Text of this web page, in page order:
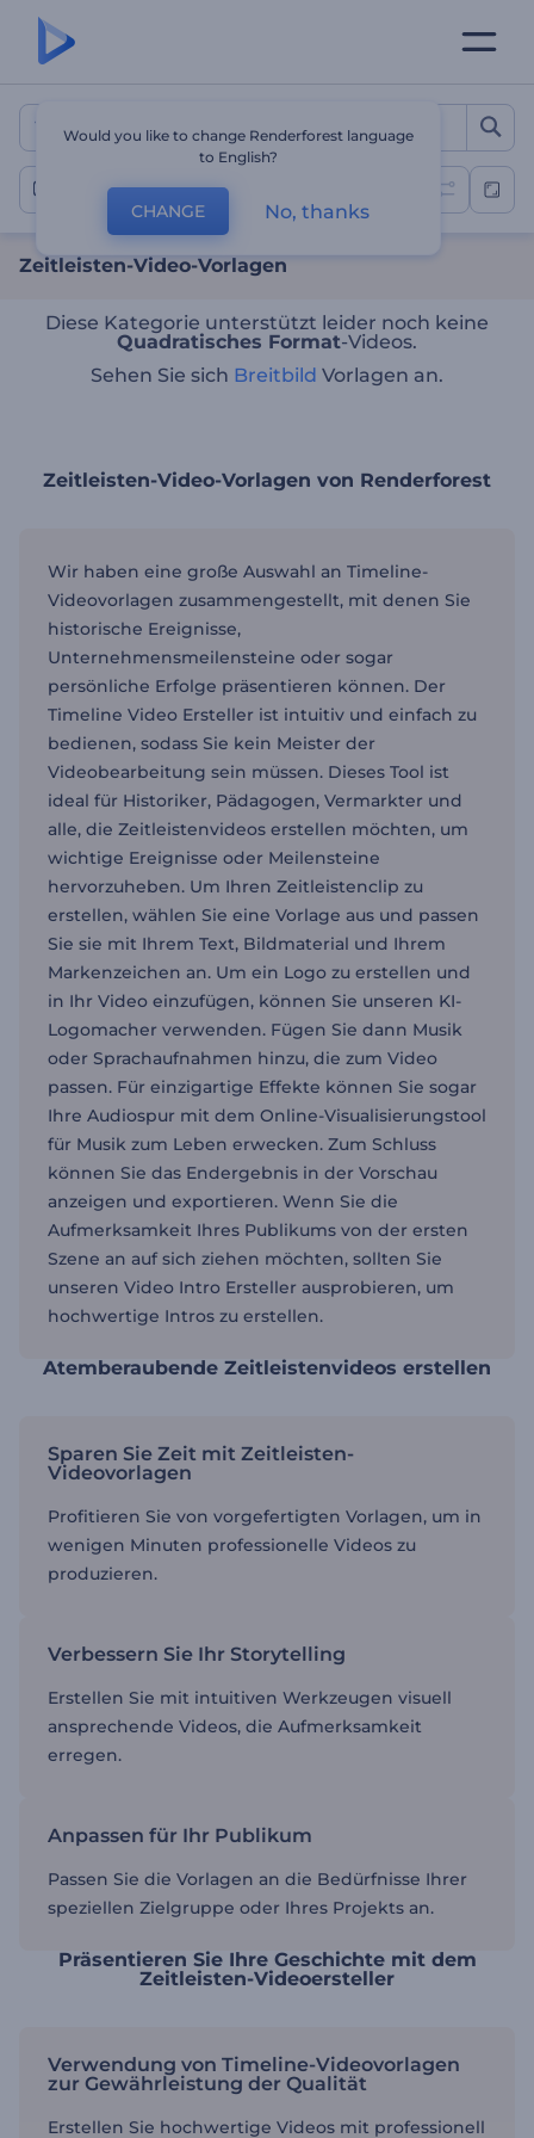
Zeitleisten-Video-Vorlagen
Zeitleisten-Videos
Zeitleisten-Video-Vorlagen
Diese Kategorie unterstützt leider noch keine
Quadratisches Format-Videos.
Sehen Sie sich Breitbild Vorlagen an.
Zeitleisten-Video-Vorlagen von Renderforest
Wir haben eine große Auswahl an Timeline-
Videovorlagen zusammengestellt, mit denen Sie
historische Ereignisse,
Unternehmensmeilensteine oder sogar
persönliche Erfolge präsentieren können. Der
Timeline Video Ersteller ist intuitiv und einfach zu
bedienen, sodass Sie kein Meister der
Videobearbeitung sein müssen. Dieses Tool ist
ideal für Historiker, Pädagogen, Vermarkter und
alle, die Zeitleistenvideos erstellen möchten, um
wichtige Ereignisse oder Meilensteine
hervorzuheben. Um Ihren Zeitleistenclip zu
erstellen, wählen Sie eine Vorlage aus und passen
Sie sie mit Ihrem Text, Bildmaterial und Ihrem
Markenzeichen an. Um ein Logo zu erstellen und
in Ihr Video einzufügen, können Sie unseren KI-
Logomacher verwenden. Fügen Sie dann Musik
oder Sprachaufnahmen hinzu, die zum Video
passen. Für einzigartige Effekte können Sie sogar
Ihre Audiospur mit dem Online-Visualisierungstool
für Musik zum Leben erwecken. Zum Schluss
können Sie das Endergebnis in der Vorschau
anzeigen und exportieren. Wenn Sie die
Aufmerksamkeit Ihres Publikums von der ersten
Szene an auf sich ziehen möchten, sollten Sie
unseren Video Intro Ersteller ausprobieren, um
hochwertige Intros zu erstellen.
Atemberaubende Zeitleistenvideos erstellen
Sparen Sie Zeit mit Zeitleisten-
Videovorlagen
Profitieren Sie von vorgefertigten Vorlagen, um in
wenigen Minuten professionelle Videos zu
produzieren.
Verbessern Sie Ihr Storytelling
Erstellen Sie mit intuitiven Werkzeugen visuell
ansprechende Videos, die Aufmerksamkeit
erregen.
Anpassen für Ihr Publikum
Passen Sie die Vorlagen an die Bedürfnisse Ihrer
speziellen Zielgruppe oder Ihres Projekts an.
Präsentieren Sie Ihre Geschichte mit dem
Zeitleisten-Videoersteller
Verwendung von Timeline-Videovorlagen
zur Gewährleistung der Qualität
Erstellen Sie hochwertige Videos mit professionell
Would you like to change Renderforest language
to English?
CHANGE No, thanks